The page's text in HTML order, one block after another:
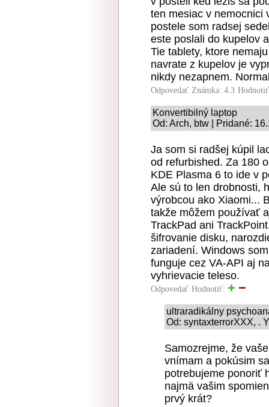
ten mesiac v nemocnici
postele som radsej
este poslali do kupelov
Tie tablety, ktore
navrate z kupelov je
nikdy nezapnem.
Odpovedať Známka: 4.3
Konvertibilný laptop
Od: Arch, btw | Pridané:
Ja som si radšej kúpil
od refurbished. Za 180
KDE Plasma 6 to ide v
Ale sú to len drobnosti,
výrobcou ako Xiaomi...
takže môžem používať
TrackPad ani
šifrovanie disku,
zariadení. Windows
funguje cez VA-API aj
vyhrievacie teleso.
Odpovedať Hodnotiť:
ultraradikálny
Od: syntaxterrorXXX, .
Samozrejme, že
vnímam a pokúsim
potrebujeme ponoriť
najmä vašim
prvý krát?